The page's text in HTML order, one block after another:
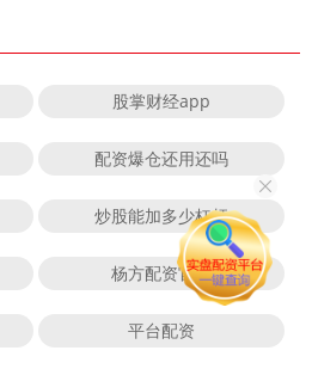
股掌财经app
配资爆仓还用还吗
炒股能加多少杠杆
杨方配资官网
平台配资